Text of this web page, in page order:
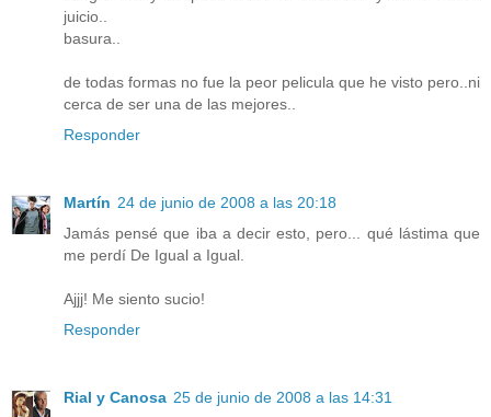
juicio..
basura..
de todas formas no fue la peor pelicula que he visto pero..ni
cerca de ser una de las mejores..
Responder
Martín 24 de junio de 2008 a las 20:18
Jamás pensé que iba a decir esto, pero... qué lástima que
me perdí De Igual a Igual.
Ajjj! Me siento sucio!
Responder
Rial y Canosa 25 de junio de 2008 a las 14:31